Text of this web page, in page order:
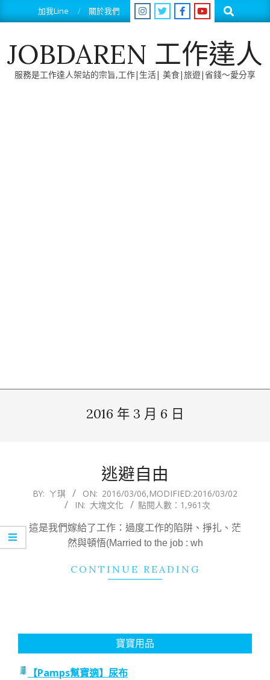
to
加我Line 關於我們 Search
JOBDAREN 工作達人
服務是工作達人架站的宗旨,工作|生活| 美食|旅遊|省錢～愛分享
2016 年 3 月 6 日
逃避自由
2016-
06
BY: ㄚ琪 ON: 2016/03/06,MODIFIED:2016/03/02
IN: 大塊文化 點閱人數：1,961次
這是我們嫁給了工作：過度工作的陷阱、掙扎、茫
然與頓悟(Married to the job : wh
CONTINUE READING
寶寶用品
【Pamps幫寶適】尿布